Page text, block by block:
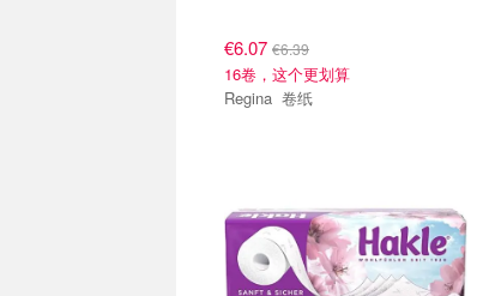
€6.07 €6.39
16卷，这个更划算
Regina 卷纸